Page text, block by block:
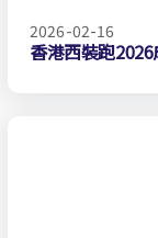
2026-02-16
香港西裝跑